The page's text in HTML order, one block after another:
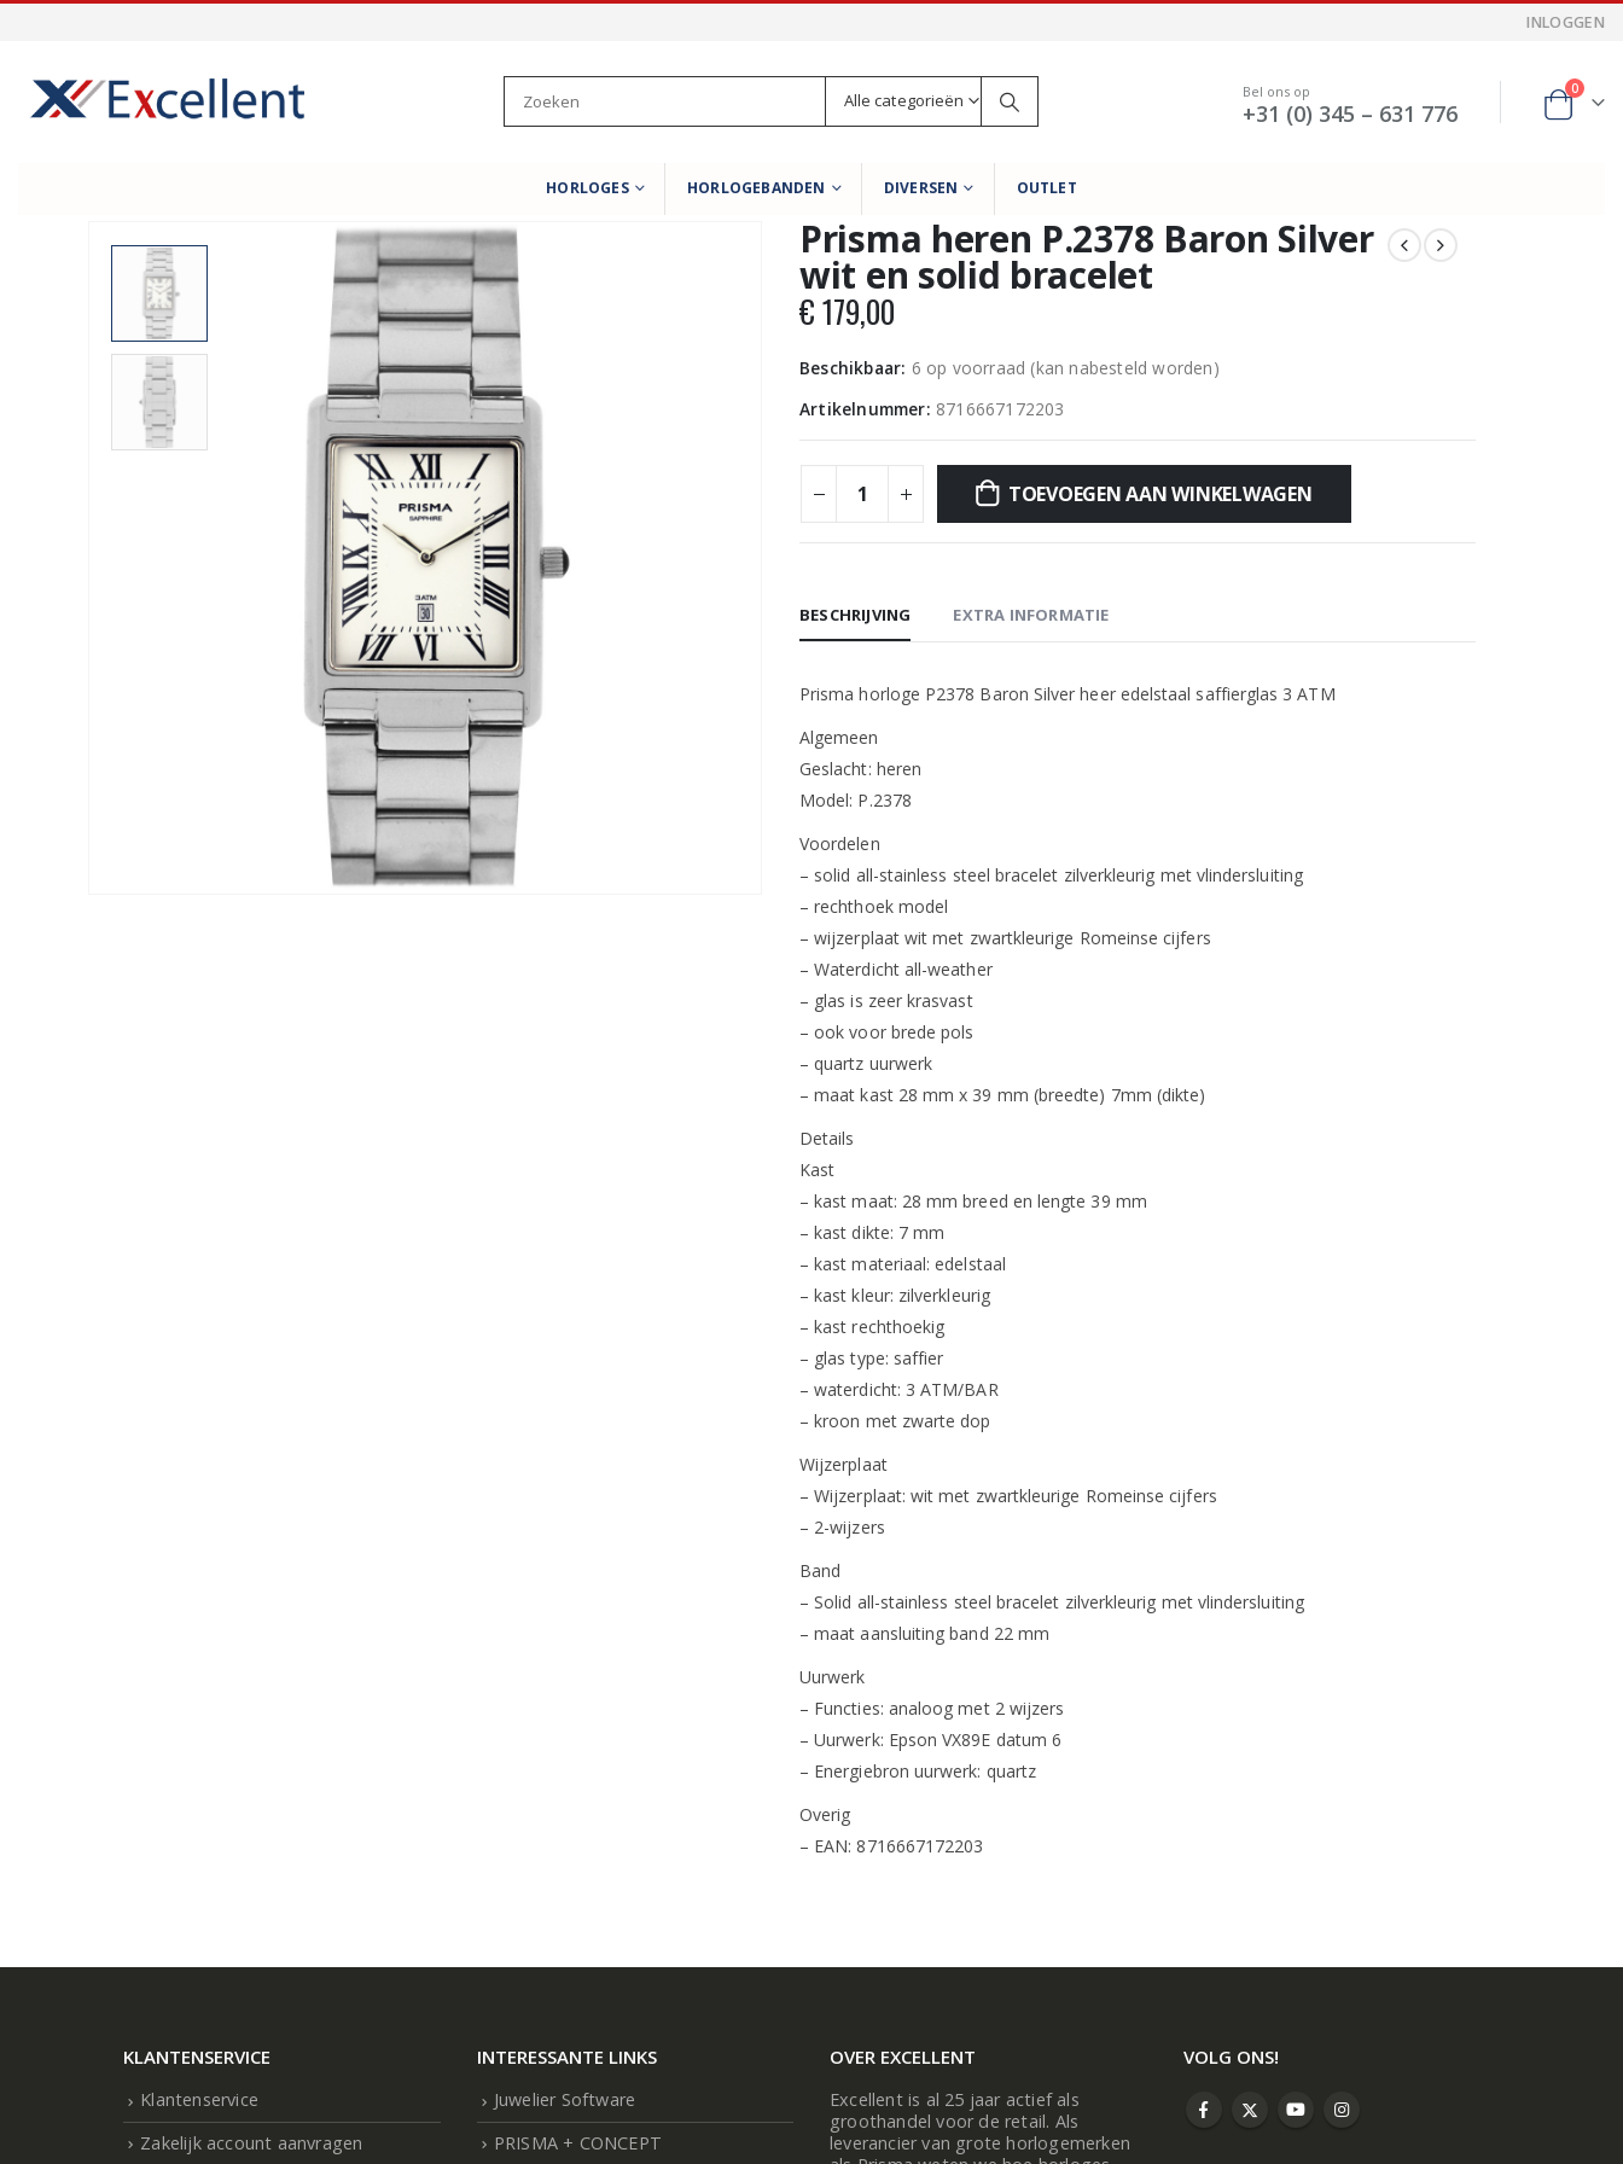
INLOGGEN
Alle categorieën Bel ons op
+31 (0) 345 – 631 776
0
HORLOGES HORLOGEBANDEN DIVERSEN OUTLET
Prisma heren P.2378 Baron Silver
wit en solid bracelet
€179,00
Beschikbaar: 6 op voorraad (kan nabesteld worden)
Artikelnummer: 8716667172203
TOEVOEGEN AAN WINKELWAGEN
BESCHRIJVING EXTRA INFORMATIE
Prisma horloge P2378 Baron Silver heer edelstaal saffierglas 3 ATM
Algemeen
Geslacht: heren
Model: P.2378
Voordelen
– solid all-stainless steel bracelet zilverkleurig met vlindersluiting
– rechthoek model
– wijzerplaat wit met zwartkleurige Romeinse cijfers
– Waterdicht all-weather
– glas is zeer krasvast
– ook voor brede pols
– quartz uurwerk
– maat kast 28 mm x 39 mm (breedte) 7mm (dikte)
Details
Kast
– kast maat: 28 mm breed en lengte 39 mm
– kast dikte: 7 mm
– kast materiaal: edelstaal
– kast kleur: zilverkleurig
– kast rechthoekig
– glas type: saffier
– waterdicht: 3 ATM/BAR
– kroon met zwarte dop
Wijzerplaat
– Wijzerplaat: wit met zwartkleurige Romeinse cijfers
– 2-wijzers
Band
– Solid all-stainless steel bracelet zilverkleurig met vlindersluiting
– maat aansluiting band 22 mm
Uurwerk
– Functies: analoog met 2 wijzers
– Uurwerk: Epson VX89E datum 6
– Energiebron uurwerk: quartz
Overig
– EAN: 8716667172203
KLANTENSERVICE
Klantenservice
Zakelijk account aanvragen
INTERESSANTE LINKS
Juwelier Software
PRISMA + CONCEPT
OVER EXCELLENT
Excellent is al 25 jaar actief als
groothandel voor de retail. Als
leverancier van grote horlogemerken
VOLG ONS!